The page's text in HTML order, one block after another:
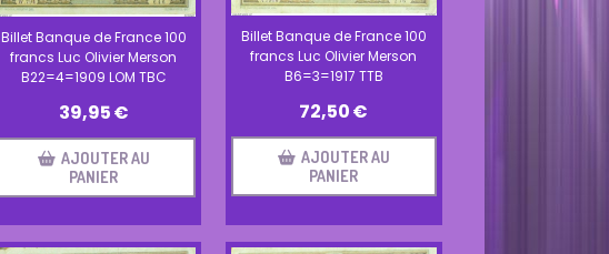
Billet Banque de France 100
francs Luc Olivier Merson
B22=4=1909 LOM TBC
39,95€
AJOUTER AU
PANIER
Billet Banque de France 100
francs Luc Olivier Merson
B6=3=1917 TTB
72,50€
AJOUTER AU
PANIER